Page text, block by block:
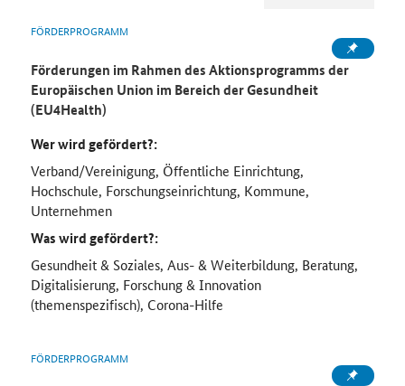
FÖRDERPROGRAMM
Förderungen im Rahmen des Aktionsprogramms der
Europäischen Union im Bereich der Gesundheit
(EU4Health)
Wer wird gefördert?:
Verband/Vereinigung, Öffentliche Einrichtung,
Hochschule, Forschungseinrichtung, Kommune,
Unternehmen
Was wird gefördert?:
Gesundheit & Soziales, Aus- & Weiterbildung, Beratung,
Digitalisierung, Forschung & Innovation
(themenspezifisch), Corona-Hilfe
FÖRDERPROGRAMM